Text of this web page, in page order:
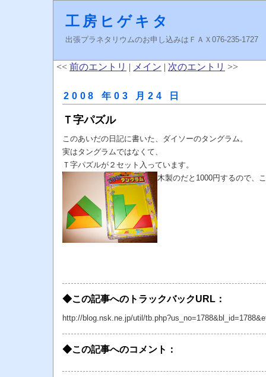
工房ヒゲキタ
出張プラネタリウムのお申し込みはＦＡＸ076-235-
<< 前のエントリ | メイン | 次のエントリ >>
2008 年03 月24 日
Ｔ字パズル
このあいだの日記に書いた、ダイソーのタングラム。
実はタングラムではなくて、
Ｔ字パズルが２セット入っています。
木製のだと1000円するので、
◆この記事へのトラックバックURL：
http://blog.nsk.ne.jp/util/
◆この記事へのコメント：